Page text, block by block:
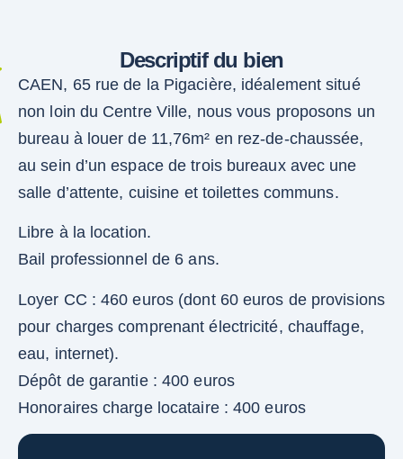
Descriptif du bien
CAEN, 65 rue de la Pigacière, idéalement situé
non loin du Centre Ville, nous vous proposons un
bureau à louer de 11,76m² en rez-de-chaussée,
au sein d’un espace de trois bureaux avec une
salle d’attente, cuisine et toilettes communs.
Libre à la location.
Bail professionnel de 6 ans.
Loyer CC : 460 euros (dont 60 euros de provisions
pour charges comprenant électricité, chauffage,
eau, internet).
Dépôt de garantie : 400 euros
Honoraires charge locataire : 400 euros